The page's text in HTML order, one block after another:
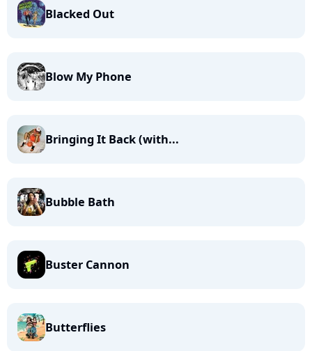
Blacked Out
Blow My Phone
Bringing It Back (with...
Bubble Bath
Buster Cannon
Butterflies